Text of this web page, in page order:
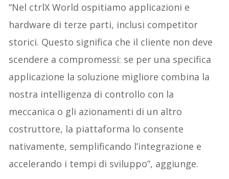
“Nel ctrlX World ospitiamo applicazioni e
hardware di terze parti, inclusi competitor
storici. Questo significa che il cliente non deve
scendere a compromessi: se per una specifica
applicazione la soluzione migliore combina la
nostra intelligenza di controllo con la
meccanica o gli azionamenti di un altro
costruttore, la piattaforma lo consente
nativamente, semplificando l’integrazione e
accelerando i tempi di sviluppo”, aggiunge.